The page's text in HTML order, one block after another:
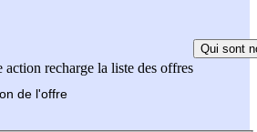
action recharge la liste des offres
Qui sont
de l'offre